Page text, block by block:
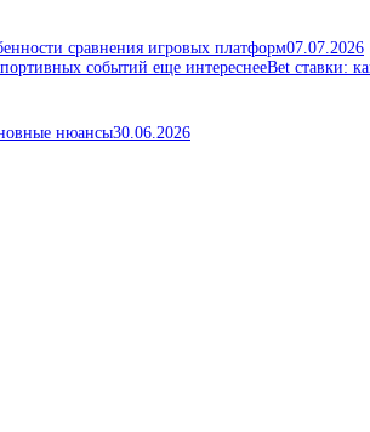
сравнения игровых платформ07.07.2026
Bet ставки:
нюансы30.06.2026